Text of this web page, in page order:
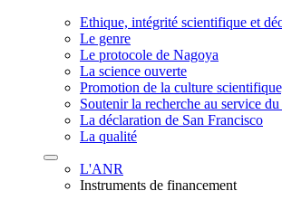
Ethique, intégrité scientifique et
Le genre
Le protocole de Nagoya
La science ouverte
Promotion de la culture
Soutenir la recherche au service
La déclaration de San Francisco
La qualité
L'ANR
Instruments de financement